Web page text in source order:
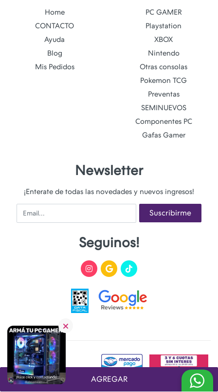
AGREGAR
Home
CONTACTO
Ayuda
Blog
Mis Pedidos
PC GAMER
Playstation
XBOX
Nintendo
Otras consolas
Pokemon TCG
Preventas
SEMINUEVOS
Componentes PC
Gafas Gamer
Newsletter
¡Enterate de todas las novedades y nuevos ingresos!
Email Suscribirme
Seguinos!